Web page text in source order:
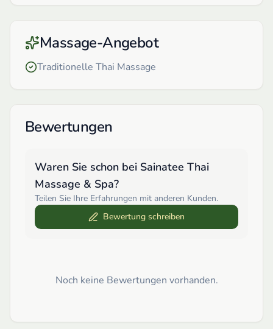
Massage-Angebot
Traditionelle Thai Massage
Bewertungen
Waren Sie schon bei Sainatee Thai
Massage & Spa?
Teilen Sie Ihre Erfahrungen mit anderen Kunden.
Bewertung schreiben
Noch keine Bewertungen vorhanden.